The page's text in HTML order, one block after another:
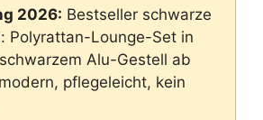
2026: Bestseller schwarze
Polyrattan-Lounge-Set in
Alu-Gestell ab
pflegeleicht, kein